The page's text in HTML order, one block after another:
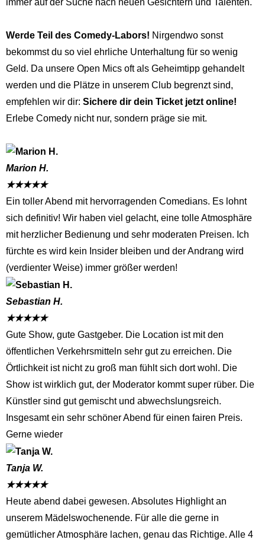
Werde Teil des Comedy-Labors! Nirgendwo sonst
bekommst du so viel ehrliche Unterhaltung für so wenig
Geld. Da unsere Open Mics oft als Geheimtipp gehandelt
werden und die Plätze in unserem Club begrenzt sind,
empfehlen wir dir: Sichere dir dein Ticket jetzt online!
Erlebe Comedy nicht nur, sondern präge sie mit.
Marion H.
★★★★★
Ein toller Abend mit hervorragenden Comedians. Es lohnt
sich definitiv! Wir haben viel gelacht, eine tolle Atmosphäre
mit herzlicher Bedienung und sehr moderaten Preisen. Ich
fürchte es wird kein Insider bleiben und der Andrang wird
(verdienter Weise) immer größer werden!
Sebastian H.
★★★★★
Gute Show, gute Gastgeber. Die Location ist mit den
öffentlichen Verkehrsmitteln sehr gut zu erreichen. Die
Örtlichkeit ist nicht zu groß man fühlt sich dort wohl. Die
Show ist wirklich gut, der Moderator kommt super rüber. Die
Künstler sind gut gemischt und abwechslungsreich.
Insgesamt ein sehr schöner Abend für einen fairen Preis.
Gerne wieder
Tanja W.
★★★★★
Heute abend dabei gewesen. Absolutes Highlight an
unserem Mädelswochenende. Für alle die gerne in
gemütlicher Atmosphäre lachen, genau das Richtige. Alle 4